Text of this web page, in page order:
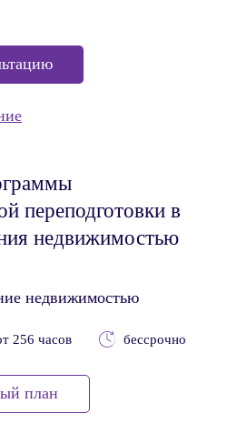
переподготовки в
недвижимостью
недвижимостью
256 часов бессрочно
план